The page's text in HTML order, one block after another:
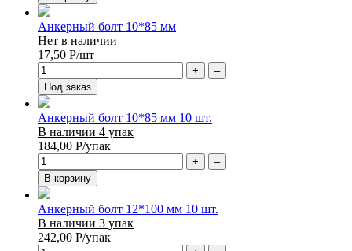
Анкерный болт 10*85 мм
Нет в наличии
17,50 Р/шт
+
–
Под заказ
Анкерный болт 10*85 мм 10 шт.
В наличии 4 упак
184,00 Р/упак
+
–
В корзину
Анкерный болт 12*100 мм 10 шт.
В наличии 3 упак
242,00 Р/упак